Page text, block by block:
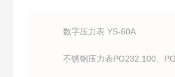
数字压力表 YS-60A